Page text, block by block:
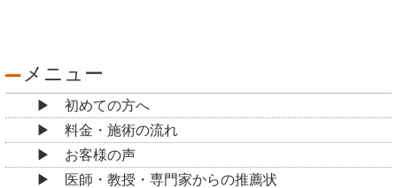
メニュー
初めての方へ
料金・施術の流れ
お客様の声
医師・教授・専門家からの推薦状